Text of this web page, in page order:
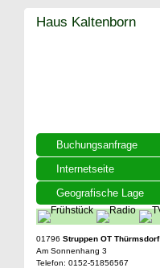
Buchungsanfrage
Internetseite
Geografische Lage
Haus Kaltenborn
01796 Struppen OT Thürmsdorf
Am Sonnenhang 3
Telefon: 0152-51856567